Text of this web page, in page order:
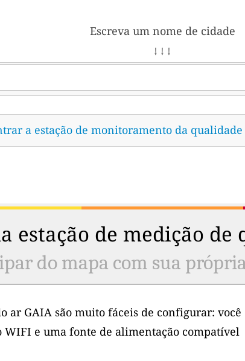
Escreva um nome de cidade
↓ ↓ ↓
a estação de monitoramento da
estação de medição
do mapa com sua
ar GAIA são muito fáceis de configurar: você
WIFI e uma fonte de alimentação compatível